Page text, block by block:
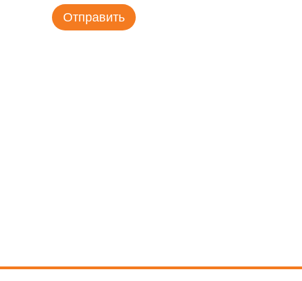
Отправить